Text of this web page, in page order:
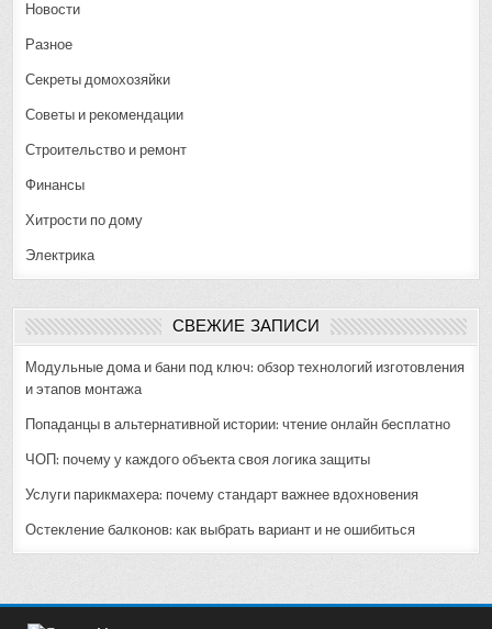
Новости
Разное
Секреты домохозяйки
Советы и рекомендации
Строительство и ремонт
Финансы
Хитрости по дому
Электрика
СВЕЖИЕ ЗАПИСИ
Модульные дома и бани под ключ: обзор технологий изготовления
и этапов монтажа
Попаданцы в альтернативной истории: чтение онлайн бесплатно
ЧОП: почему у каждого объекта своя логика защиты
Услуги парикмахера: почему стандарт важнее вдохновения
Остекление балконов: как выбрать вариант и не ошибиться